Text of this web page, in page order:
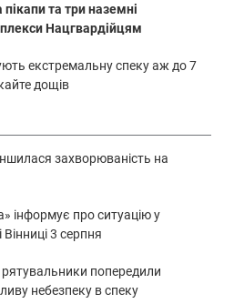
та три наземні
Нацгвардійцям
екстремальну спеку аж до 7
дощів
захворюваність на
інформує про ситуацію у
3 серпня
попередили
небезпеку в спеку